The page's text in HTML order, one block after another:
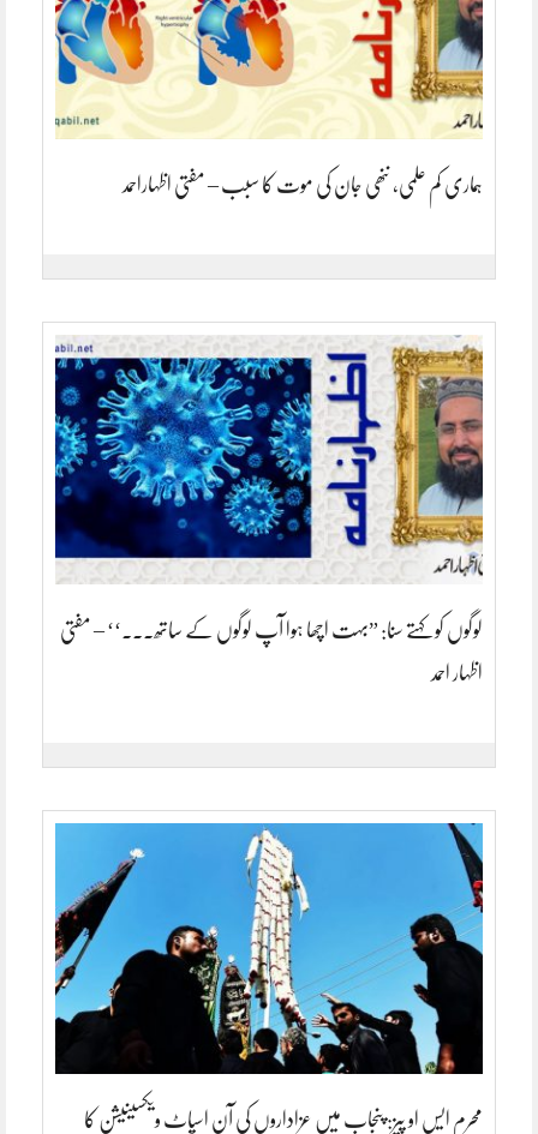
ہماری کم علمی، ننھی جان کی موت کا سبب – مفتی اظہاراحمد
لوگوں کو کہتے سنا: ”بہت اچھا ہوا آپ لوگوں کے ساتھ۔۔۔‘‘ – مفتی
اظہار احمد
محرم ایس او پیز: پنجاب میں عزاداروں کی آن اسپاٹ ویکسینیشن کا